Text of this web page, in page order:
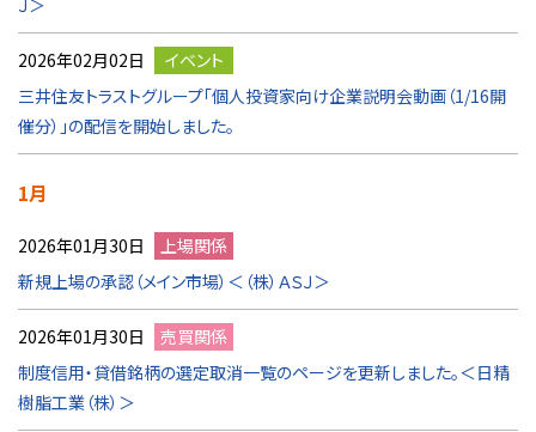
Ｊ＞
2026年02月02日
イベント
三井住友トラストグループ「個人投資家向け企業説明会動画（1/16開
催分）」の配信を開始しました。
1月
2026年01月30日
上場関係
新規上場の承認（メイン市場）＜（株）ＡＳＪ＞
2026年01月30日
売買関係
制度信用・貸借銘柄の選定取消一覧のページを更新しました。＜日精
樹脂工業（株）＞